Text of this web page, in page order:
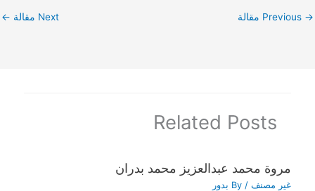
→ Next مقالة ←
Related Posts
مروة محمد عبدالعزيز محمد بدران
غير مصنف / By بدور